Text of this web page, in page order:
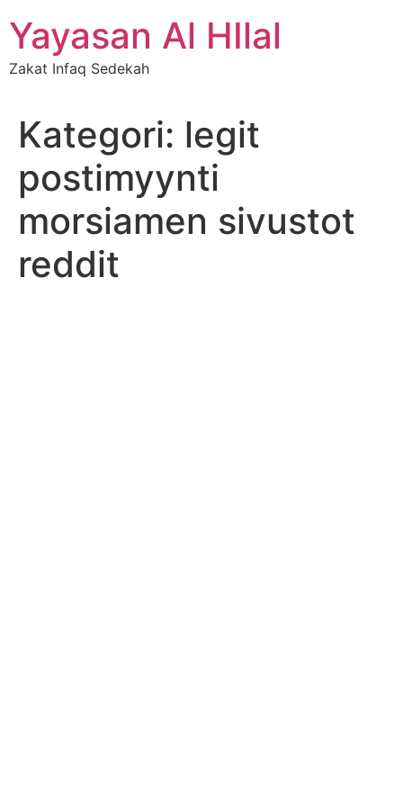
to
content
Yayasan Al HIlal
Zakat Infaq Sedekah
Kategori: legit
postimyynti
morsiamen sivustot
reddit